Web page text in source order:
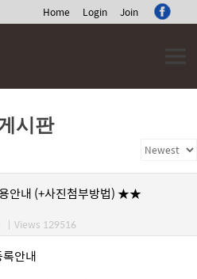
Home Login Join
시판
안내 (+사진첨부방법) ★★
| Views 129516
안내